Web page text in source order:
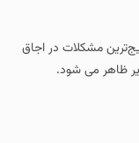
مشکلات در اجاق
ظاهر می شود.